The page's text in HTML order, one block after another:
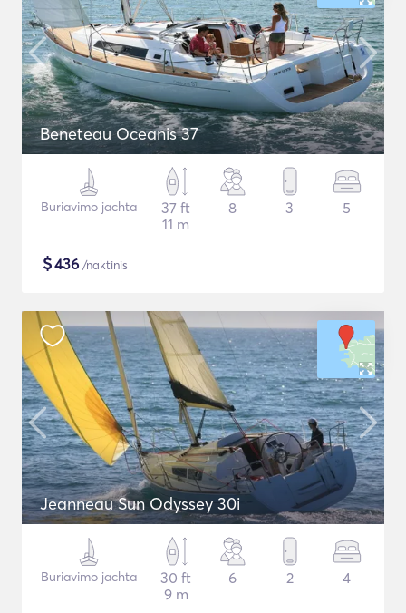
Beneteau Oceanis 37
Buriavimo jachta
37 ft
11 m
8 3 5
$436 /naktinis
Jeanneau Sun Odyssey 30i
Buriavimo jachta
30 ft
9 m
6 2 4